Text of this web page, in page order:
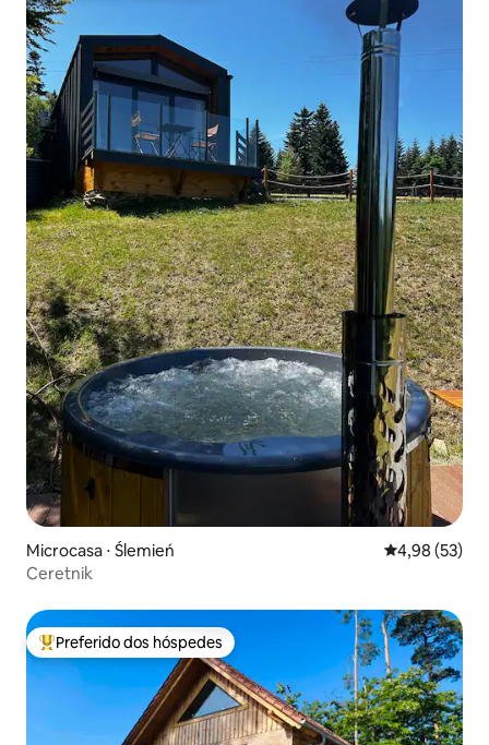
Microcasa ⋅ Ślemień 4,98 de uma
4,98 (53)
Ceretnik
Entre os melhores preferidos dos hóspedes
Preferido dos hóspedes